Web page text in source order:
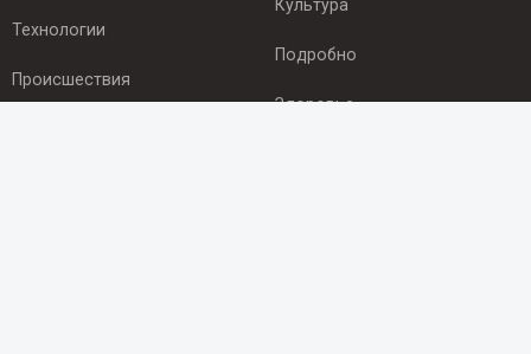
Технологии
Происшествия
Культура
Подробно
Здоровье